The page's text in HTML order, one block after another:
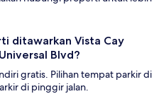
ditawarkan Vista Cay
Blvd?
gratis. Pilihan tempat parkir di
di pinggir jalan.